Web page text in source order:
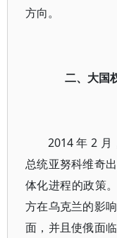
方向。
二、大国
2014 年 2 月
总统亚努科维奇
体化进程的政策
方在乌克兰的影
面，并且使俄面